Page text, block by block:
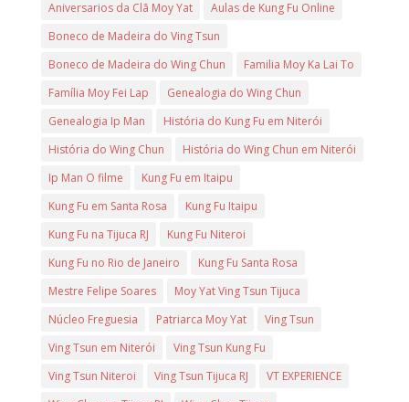
Aniversarios da Clã Moy Yat
Aulas de Kung Fu Online
Boneco de Madeira do Ving Tsun
Boneco de Madeira do Wing Chun
Familia Moy Ka Lai To
Família Moy Fei Lap
Genealogia do Wing Chun
Genealogia Ip Man
História do Kung Fu em Niterói
História do Wing Chun
História do Wing Chun em Niterói
Ip Man O filme
Kung Fu em Itaipu
Kung Fu em Santa Rosa
Kung Fu Itaipu
Kung Fu na Tijuca RJ
Kung Fu Niteroi
Kung Fu no Rio de Janeiro
Kung Fu Santa Rosa
Mestre Felipe Soares
Moy Yat Ving Tsun Tijuca
Núcleo Freguesia
Patriarca Moy Yat
Ving Tsun
Ving Tsun em Niterói
Ving Tsun Kung Fu
Ving Tsun Niteroi
Ving Tsun Tijuca RJ
VT EXPERIENCE